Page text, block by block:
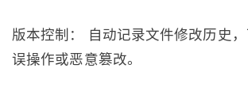
版本控制： 自动记录文件修改历史
误操作或恶意篡改。